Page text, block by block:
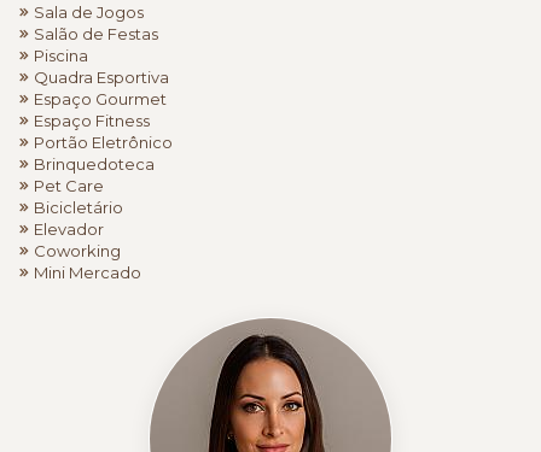
Sala de Jogos
Salão de Festas
Piscina
Quadra Esportiva
Espaço Gourmet
Espaço Fitness
Portão Eletrônico
Brinquedoteca
Pet Care
Bicicletário
Elevador
Coworking
Mini Mercado